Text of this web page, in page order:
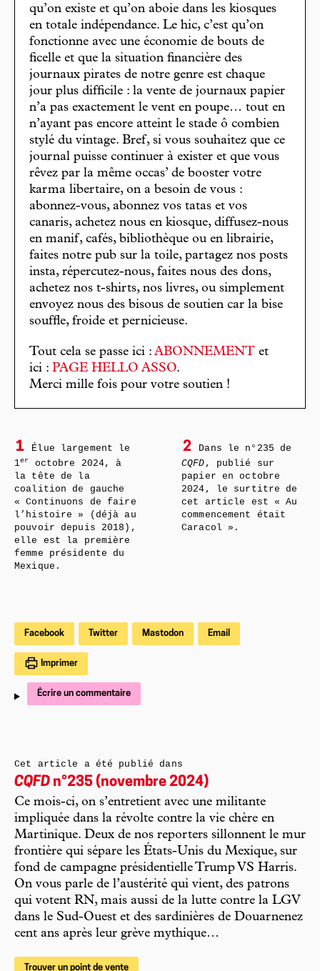
qu’on existe et qu’on aboie dans les kiosques
en totale indépendance. Le hic, c’est qu’on
fonctionne avec une économie de bouts de
ficelle et que la situation financière des
journaux pirates de notre genre est chaque
jour plus difficile : la vente de journaux papier
n’a pas exactement le vent en poupe… tout en
n’ayant pas encore atteint le stade ô combien
stylé du vintage. Bref, si vous souhaitez que ce
journal puisse continuer à exister et que vous
rêvez par la même occas’ de booster votre
karma libertaire, on a besoin de vous :
abonnez-vous, abonnez vos tatas et vos
canaris, achetez nous en kiosque, diffusez-nous
en manif, cafés, bibliothèque ou en librairie,
faites notre pub sur la toile, partagez nos posts
insta, répercutez-nous, faites nous des dons,
achetez nos t-shirts, nos livres, ou simplement
envoyez nous des bisous de soutien car la bise
souffle, froide et pernicieuse.
Tout cela se passe ici : ABONNEMENT et
ici : PAGE HELLO ASSO.
Merci mille fois pour votre soutien !
1
Élue largement le
1er
octobre 2024, à
la tête de la
coalition de gauche
« Continuons de faire
l’histoire » (déjà au
pouvoir depuis 2018),
elle est la première
femme présidente du
Mexique.
2
Dans le n°235 de
CQFD , publié sur
papier en octobre
2024, le surtitre de
cet article est « Au
commencement était
Caracol ».
Facebook Twitter Mastodon Email
Imprimer
Écrire un commentaire
Cet article a été publié dans
CQFD n°235 (novembre 2024)
Ce mois-ci, on s’entretient avec une militante
impliquée dans la révolte contre la vie chère en
Martinique. Deux de nos reporters sillonnent le mur
frontière qui sépare les États-Unis du Mexique, sur
fond de campagne présidentielle Trump VS Harris.
On vous parle de l’austérité qui vient, des patrons
qui votent RN, mais aussi de la lutte contre la LGV
dans le Sud-Ouest et des sardinières de Douarnenez
cent ans après leur grève mythique…
Trouver un point de vente